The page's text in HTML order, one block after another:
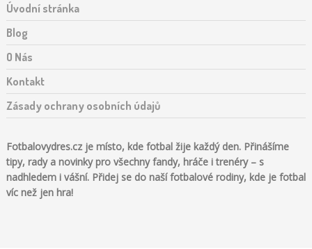
Úvodní stránka
Blog
O Nás
Kontakt
Zásady ochrany osobních údajů
Fotbalovydres.cz je místo, kde fotbal žije každý den. Přinášíme
tipy, rady a novinky pro všechny fandy, hráče i trenéry – s
nadhledem i vášní. Přidej se do naší fotbalové rodiny, kde je fotbal
víc než jen hra!